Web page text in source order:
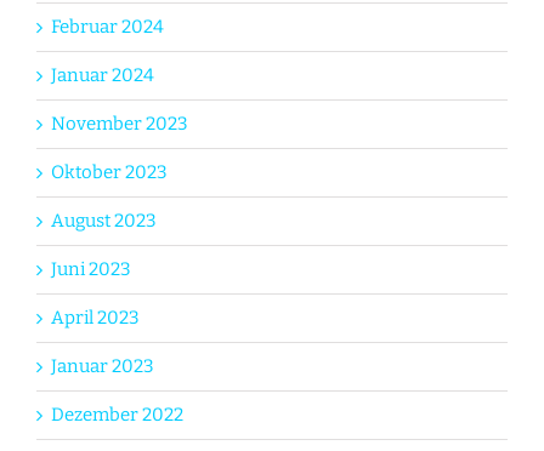
Februar 2024
Januar 2024
November 2023
Oktober 2023
August 2023
Juni 2023
April 2023
Januar 2023
Dezember 2022